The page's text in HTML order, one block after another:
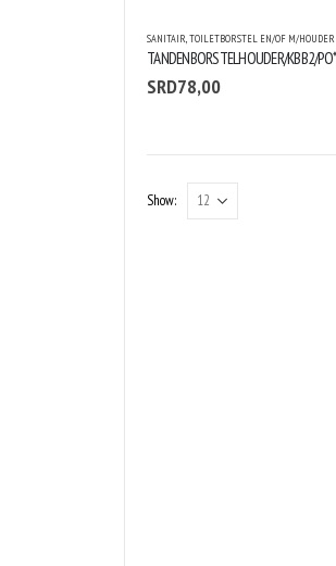
SANITAIR,TOILETBORSTEL EN/OF M/HOUDER
SRD78,00
Show: